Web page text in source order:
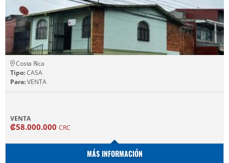
Costa Rica
Tipo:CASA
Para:VENTA
VENTA
₡58.000.000 CRC
MÁS INFORMACIÓN